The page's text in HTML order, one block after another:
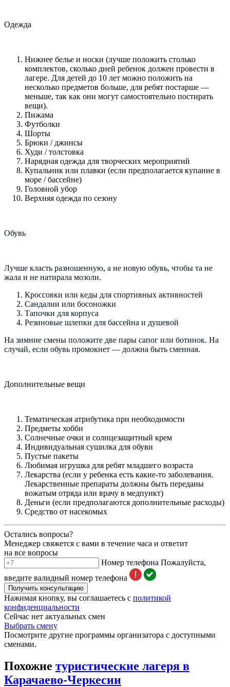
Одежда
Нижнее белье и носки (лучше положить столько
комплектов, сколько дней ребенок должен провести в
лагере. Для детей до 10 лет можно положить на
несколько предметов больше, для ребят постарше —
меньше, так как они могут самостоятельно постирать
вещи).
Пижама
Футболки
Шорты
Брюки / джинсы
Худи / толстовка
Нарядная одежда для творческих мероприятий
Купальник или плавки (если предполагается купание в
море / бассейне)
Головной убор
Верхняя одежда по сезону
Обувь
Лучше класть разношенную, а не новую обувь, чтобы та не
жала и не натирала мозоли.
Кроссовки или кеды для спортивных активностей
Сандалии или босоножки
Тапочки для корпуса
Резиновые шлепки для бассейна и душевой
На зимние смены положите две пары сапог или ботинок. На
случай, если обувь промокнет — должна быть сменная.
Дополнительные вещи
Тематическая атрибутика при необходимости
Предметы хобби
Солнечные очки и солнцезащитный крем
Индивидуальная сушилка для обуви
Пустые пакеты
Любимая игрушка для ребят младшего возраста
Лекарства (если у ребенка есть какие-то заболевания.
Лекарственные препараты должны быть переданы
вожатым отряда или врачу в медпункт)
Деньги (если предполагаются дополнительные расходы)
Средство от насекомых
Остались вопросы?
Менеджер свяжется с вами в течение часа и ответит
на все вопросы
Номер телефона Пожалуйста,
введите валидный номер телефона
Получить консультацию
Нажимая кнопку, вы соглашаетесь с политикой
конфиденциальности
Сейчас нет актуальных смен
Выбрать смену
Посмотрите другие программы организатора с доступными
сменами.
Похожие туристические лагеря в
Карачаево-Черкесии